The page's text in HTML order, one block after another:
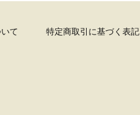
て 特定商取引に基づく表記